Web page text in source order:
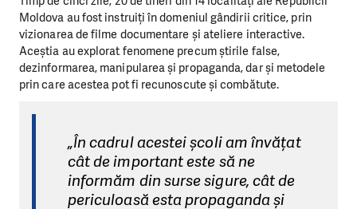
Moldova au fost instruiți în domeniul gândirii critice, prin
vizionarea de filme documentare și ateliere interactive.
Aceștia au explorat fenomene precum știrile false,
dezinformarea, manipularea și propaganda, dar și metodele
prin care acestea pot fi recunoscute și combătute.
„În cadrul acestei școli am învățat
cât de important este să ne
informăm din surse sigure, cât de
periculoasă esta propaganda și